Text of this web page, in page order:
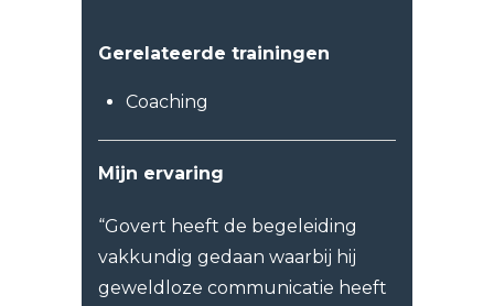
Gerelateerde trainingen
Coaching
Mijn ervaring
“Govert heeft de begeleiding
vakkundig gedaan waarbij hij
geweldloze communicatie heeft